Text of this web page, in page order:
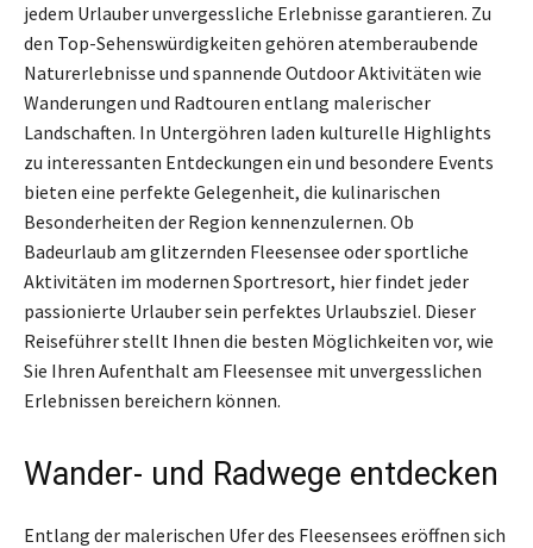
jedem Urlauber unvergessliche Erlebnisse garantieren. Zu
den Top-Sehenswürdigkeiten gehören atemberaubende
Naturerlebnisse und spannende Outdoor Aktivitäten wie
Wanderungen und Radtouren entlang malerischer
Landschaften. In Untergöhren laden kulturelle Highlights
zu interessanten Entdeckungen ein und besondere Events
bieten eine perfekte Gelegenheit, die kulinarischen
Besonderheiten der Region kennenzulernen. Ob
Badeurlaub am glitzernden Fleesensee oder sportliche
Aktivitäten im modernen Sportresort, hier findet jeder
passionierte Urlauber sein perfektes Urlaubsziel. Dieser
Reiseführer stellt Ihnen die besten Möglichkeiten vor, wie
Sie Ihren Aufenthalt am Fleesensee mit unvergesslichen
Erlebnissen bereichern können.
Wander- und Radwege entdecken
Entlang der malerischen Ufer des Fleesensees eröffnen sich